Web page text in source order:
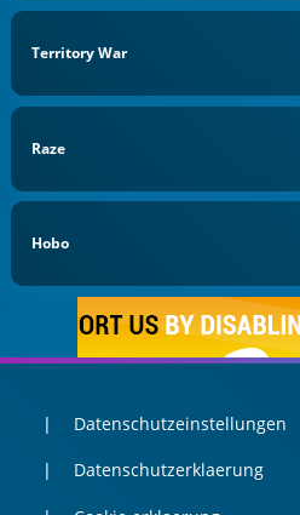
Territory War
Raze
Hobo
Datenschutzeinstellungen
Datenschutzerklaerung